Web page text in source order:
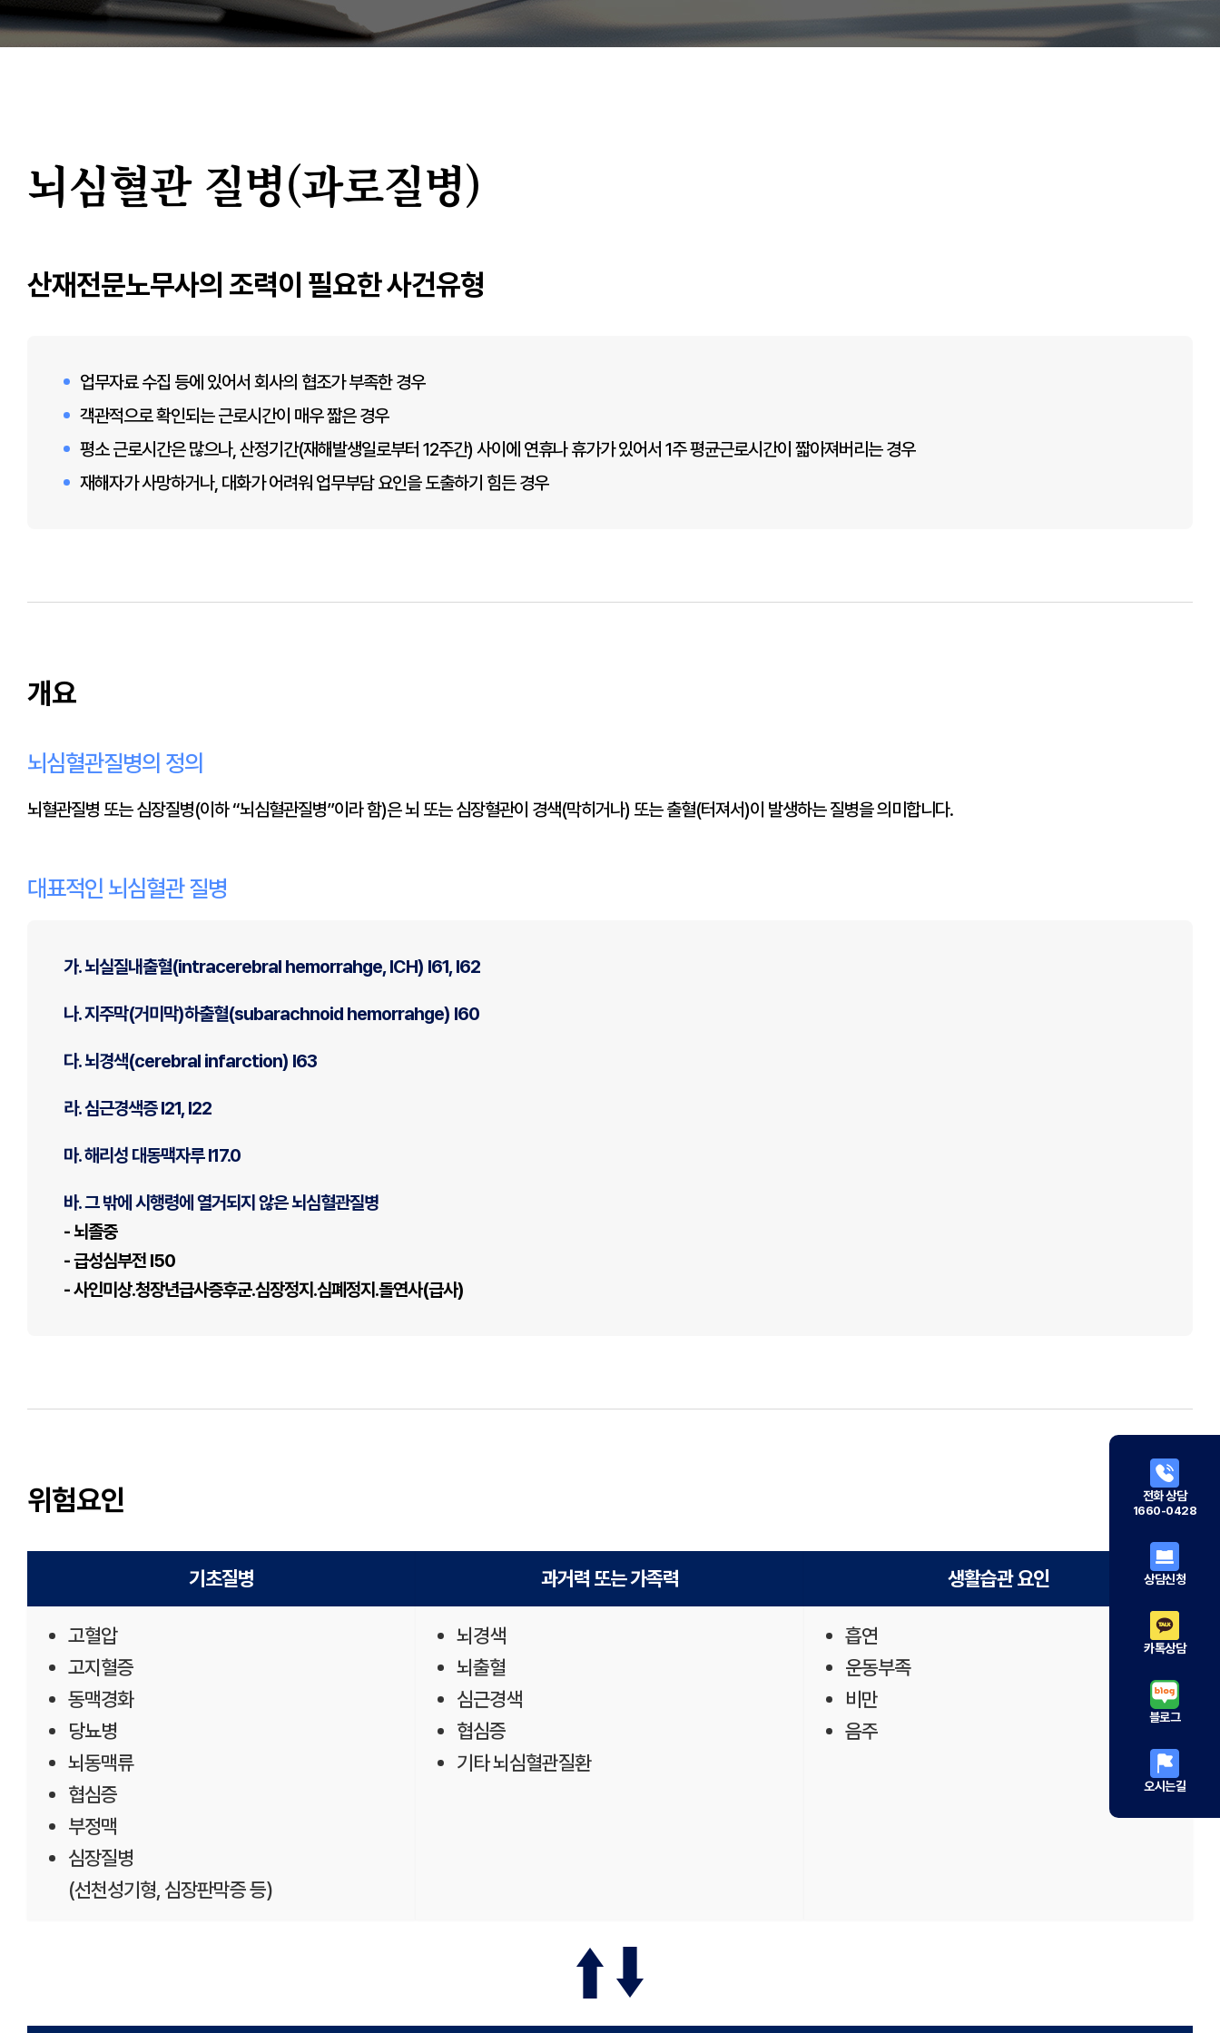
전화 상담
1660-0428
상담신청
카톡상담
블로그
오시는길
뇌심혈관 질병(과로질병)
산재전문노무사의 조력이 필요한 사건유형
업무자료 수집 등에 있어서 회사의 협조가 부족한 경우
객관적으로 확인되는 근로시간이 매우 짧은 경우
평소 근로시간은 많으나, 산정기간(재해발생일로부터 12주간) 사이에 연휴나 휴가가 있어서 1주 평균근로시간이 짧아져버리는 경우
재해자가 사망하거나, 대화가 어려워 업무부담 요인을 도출하기 힘든 경우
개요
뇌심혈관질병의 정의
뇌혈관질병 또는 심장질병(이하 “뇌심혈관질병”이라 함)은 뇌 또는 심장혈관이 경색(막히거나) 또는 출혈(터져서)이 발생하는 질병을 의미합니다.
대표적인 뇌심혈관 질병
가. 뇌실질내출혈(intracerebral hemorrahge, ICH) I61, I62
나. 지주막(거미막)하출혈(subarachnoid hemorrahge) I60
다. 뇌경색(cerebral infarction) I63
라. 심근경색증 I21, I22
마. 해리성 대동맥자루 I17.0
바. 그 밖에 시행령에 열거되지 않은 뇌심혈관질병
- 뇌졸중
- 급성심부전 I50
- 사인미상․청장년급사증후군․심장정지․심폐정지․돌연사(급사)
위험요인
기초질병
고혈압
고지혈증
동맥경화
당뇨병
뇌동맥류
협심증
부정맥
심장질병
(선천성기형, 심장판막증 등)
과거력 또는 가족력
뇌경색
뇌출혈
심근경색
협심증
기타 뇌심혈관질환
생활습관 요인
흡연
운동부족
비만
음주